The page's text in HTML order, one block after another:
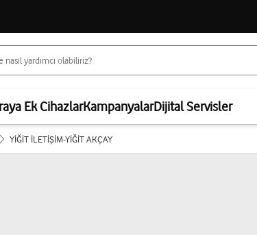
Ek CihazlarKampanyalarDijital Servisler
YİĞİT İLETİŞİM-YİĞİT AKÇAY